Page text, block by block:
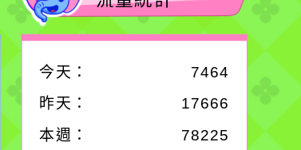
作者：網路小語
一杯清水因滴入一滴污
水而變污濁，一杯污水
今天： 7464
昨天： 17666
本週： 78225